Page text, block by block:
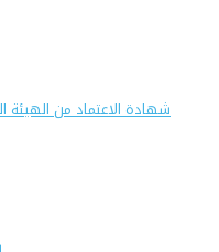
شهادة الاعتماد من الهيئة